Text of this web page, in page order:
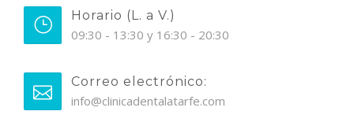
Horario (L. a V.)
09:30 - 13:30 y 16:30 - 20:30
Correo electrónico:
info@clinicadentalatarfe.com